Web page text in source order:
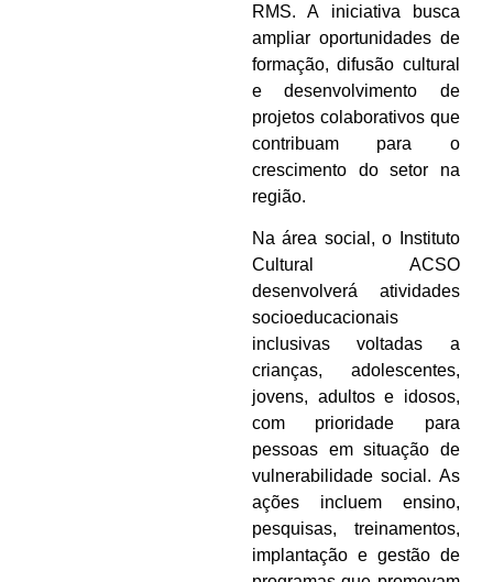
RMS. A iniciativa busca
ampliar oportunidades de
formação, difusão cultural
e desenvolvimento de
projetos colaborativos que
contribuam para o
crescimento do setor na
região.
Na área social, o Instituto
Cultural ACSO
desenvolverá atividades
socioeducacionais
inclusivas voltadas a
crianças, adolescentes,
jovens, adultos e idosos,
com prioridade para
pessoas em situação de
vulnerabilidade social. As
ações incluem ensino,
pesquisas, treinamentos,
implantação e gestão de